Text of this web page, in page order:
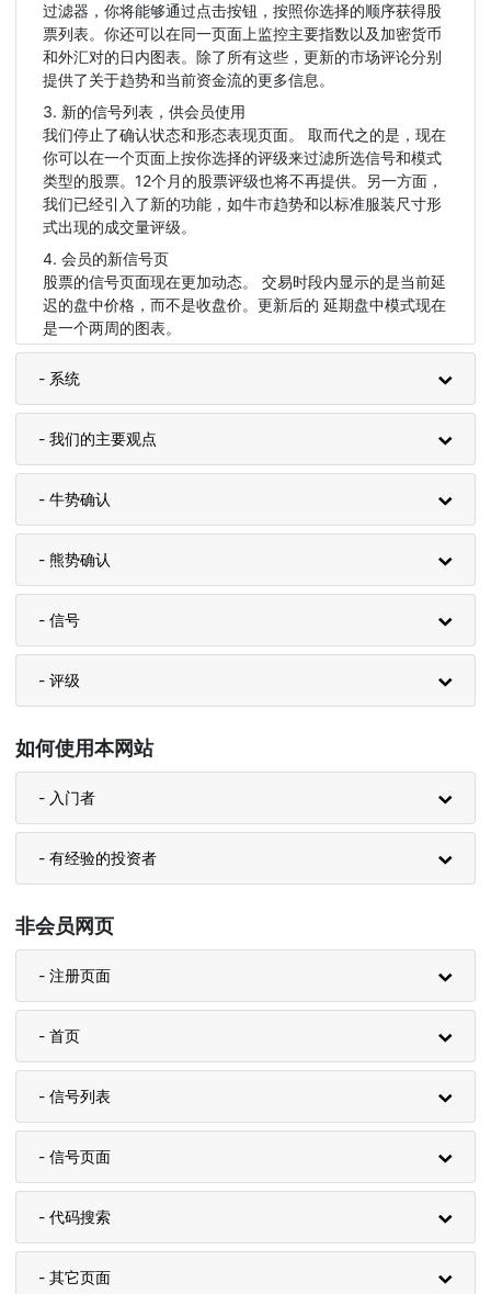
过滤器，你将能够通过点击按钮，按照你选择的顺序获得股
票列表。你还可以在同一页面上监控主要指数以及加密货币
和外汇对的日内图表。除了所有这些，更新的市场评论分别
提供了关于趋势和当前资金流的更多信息。
3. 新的信号列表，供会员使用
我们停止了确认状态和形态表现页面。 取而代之的是，现在
你可以在一个页面上按你选择的评级来过滤所选信号和模式
类型的股票。12个月的股票评级也将不再提供。另一方面，
我们已经引入了新的功能，如牛市趋势和以标准服装尺寸形
式出现的成交量评级。
4. 会员的新信号页
股票的信号页面现在更加动态。 交易时段内显示的是当前延
迟的盘中价格，而不是收盘价。更新后的 延期盘中模式现在
是一个两周的图表。
- 系统
- 我们的主要观点
- 牛势确认
- 熊势确认
- 信号
- 评级
如何使用本网站
- 入门者
- 有经验的投资者
非会员网页
- 注册页面
- 首页
- 信号列表
- 信号页面
- 代码搜索
- 其它页面